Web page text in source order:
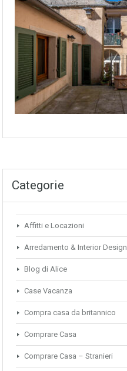
Categorie
Affitti e Locazioni
Arredamento & Interior Design
Blog di Alice
Case Vacanza
Compra casa da britannico
Comprare Casa
Comprare Casa – Stranieri